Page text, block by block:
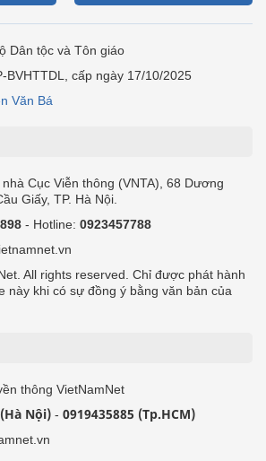
Dân tộc và Tôn giáo
BVHTTDL, cấp ngày 17/10/2025
Văn Bá
Cục Viễn thông (VNTA), 68 Dương
Giấy, TP. Hà Nội.
- Hotline: 0923457788
All rights reserved. Chỉ được phát hành
này khi có sự đồng ý bằng văn bản của
thông VietNamNet
Nội) - 0919435885 (Tp.HCM)